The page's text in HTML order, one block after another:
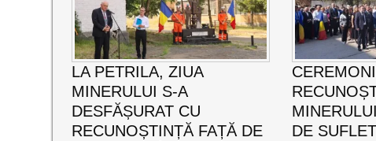
LA PETRILA, ZIUA
MINERULUI S-A
DESFĂȘURAT CU
RECUNOȘTINȚĂ FAȚĂ DE
DE